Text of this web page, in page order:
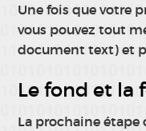
Une fois que votre
vous pouvez tout
document text) et
Le fond et la
La prochaine étape